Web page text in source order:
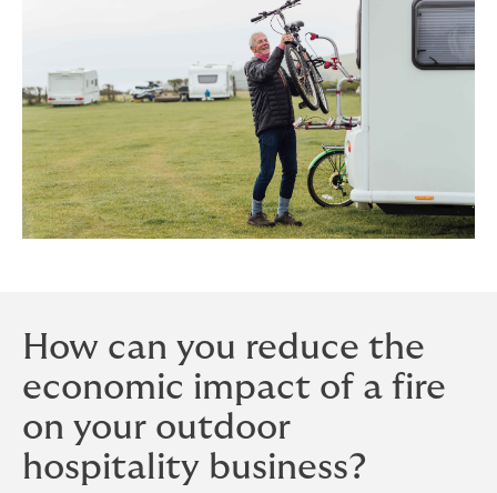
How can you reduce the
economic impact of a fire
on your outdoor
hospitality business?